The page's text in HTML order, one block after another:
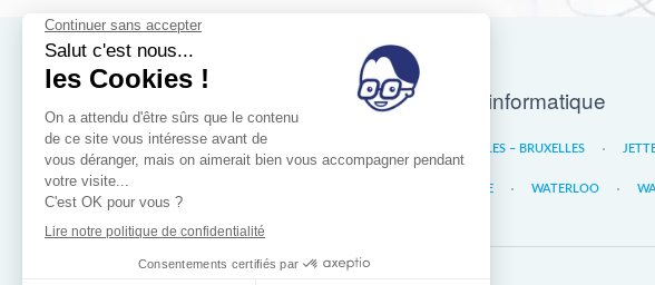
Nos magasins d'informatique
IXELLES – BRUXELLES
LIÈGE WATERLOO